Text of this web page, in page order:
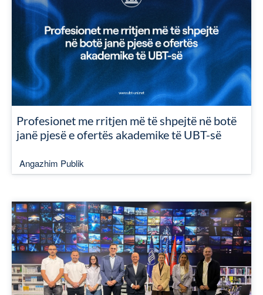
Profesionet me rritjen më të shpejtë në botë
janë pjesë e ofertës akademike të UBT-së
Angazhim Publik